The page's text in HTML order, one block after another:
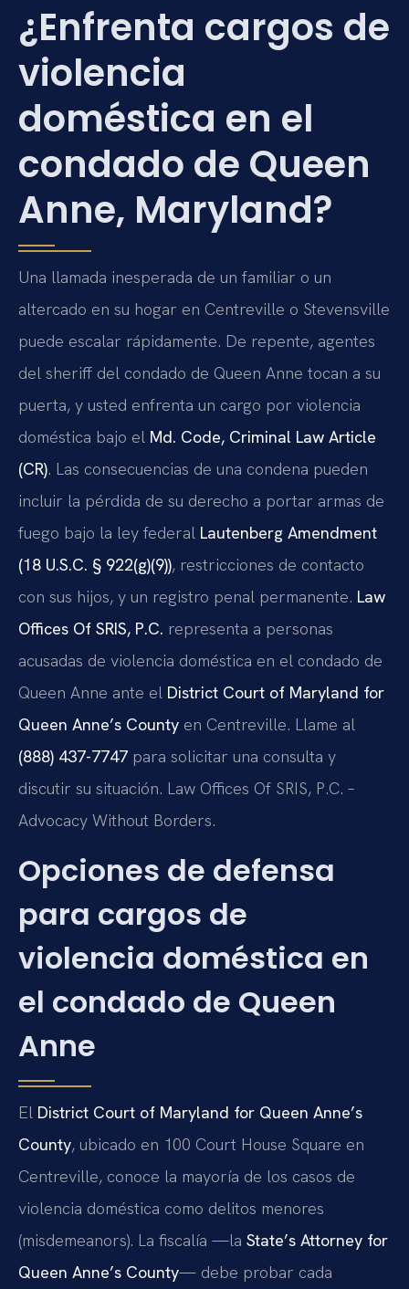
¿Enfrenta cargos de
violencia
doméstica en el
condado de Queen
Anne, Maryland?
Una llamada inesperada de un familiar o un
altercado en su hogar en Centreville o Stevensville
puede escalar rápidamente. De repente, agentes
del sheriff del condado de Queen Anne tocan a su
puerta, y usted enfrenta un cargo por violencia
doméstica bajo el Md. Code, Criminal Law Article
(CR). Las consecuencias de una condena pueden
incluir la pérdida de su derecho a portar armas de
fuego bajo la ley federal Lautenberg Amendment
(18 U.S.C. § 922(g)(9)), restricciones de contacto
con sus hijos, y un registro penal permanente. Law
Offices Of SRIS, P.C. representa a personas
acusadas de violencia doméstica en el condado de
Queen Anne ante el District Court of Maryland for
Queen Anne’s County en Centreville. Llame al
(888) 437-7747 para solicitar una consulta y
discutir su situación. Law Offices Of SRIS, P.C. –
Advocacy Without Borders.
Opciones de defensa
para cargos de
violencia doméstica en
el condado de Queen
Anne
El District Court of Maryland for Queen Anne’s
County, ubicado en 100 Court House Square en
Centreville, conoce la mayoría de los casos de
violencia doméstica como delitos menores
(misdemeanors). La fiscalía —la State’s Attorney for
Queen Anne’s County— debe probar cada